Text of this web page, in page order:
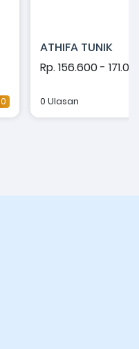
0
ATHIFA TUNIK
Rp. 156.600 -
0 Ulasan